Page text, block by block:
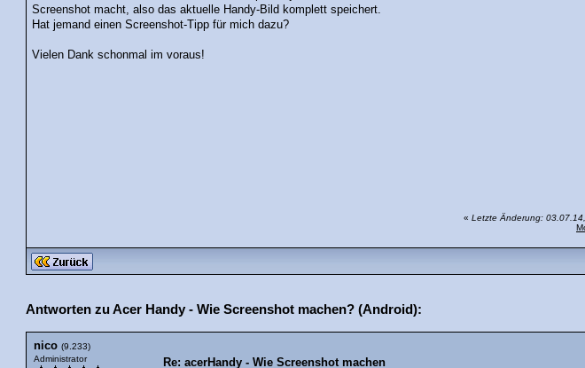
Screenshot macht, also das aktuelle Handy-Bild komplett speichert.
Hat jemand einen Screenshot-Tipp für mich dazu?
Vielen Dank schonmal im voraus!
« Letzte Änderung:
Antworten zu Acer Handy - Wie Screenshot machen? (Android):
nico (9.233)
Administrator
Re: acerHandy - Wie Screenshot machen